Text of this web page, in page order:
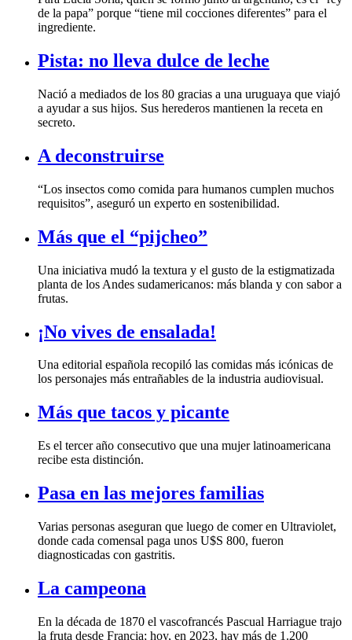
ingrediente.
Pista: no lleva dulce de leche
secreto.
A deconstruirse
requisitos”, aseguró un experto en sostenibilidad.
Más que el “pijcheo”
frutas.
¡No vives de ensalada!
los personajes más entrañables de la industria audiovisual.
Más que tacos y picante
recibe esta distinción.
Pasa en las mejores familias
diagnosticadas con gastritis.
La campeona